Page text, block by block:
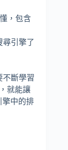
，包含
引擎了
不斷學習
就能讓
擎中的排